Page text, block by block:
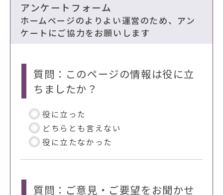
アンケートフォーム
ホームページのよりよい運営のため、アン
ケートにご協力をお願いします
質問：このページの情報は役に立
ちましたか？
役に立った
どちらとも言えない
役に立たなかった
質問：ご意見・ご要望をお聞かせ